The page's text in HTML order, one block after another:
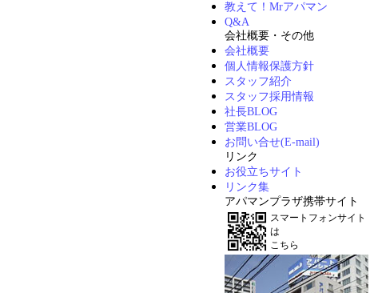
教えて！Mrアパマン
Q&A
会社概要・その他
会社概要
個人情報保護方針
スタッフ紹介
スタッフ採用情報
社長BLOG
営業BLOG
お問い合せ(E-mail)
リンク
お役立ちサイト
リンク集
アパマンプラザ携帯サイト
スマートフォンサイト
は
こちら